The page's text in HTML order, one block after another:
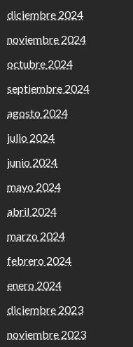
diciembre 2024
noviembre 2024
octubre 2024
septiembre 2024
agosto 2024
julio 2024
junio 2024
mayo 2024
abril 2024
marzo 2024
febrero 2024
enero 2024
diciembre 2023
noviembre 2023